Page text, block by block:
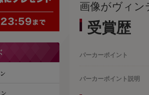
画像がヴィン
受賞歴
パーカーポイント
パーカーポイント説明